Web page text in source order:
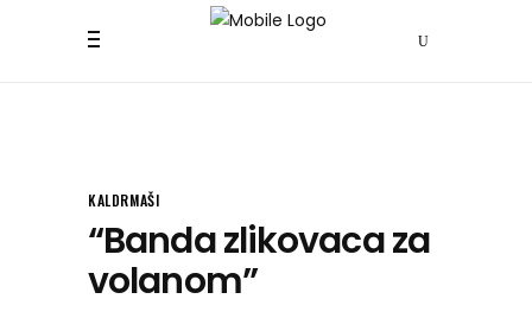
KALDRMAŠI
“Banda zlikovaca za
volanom”